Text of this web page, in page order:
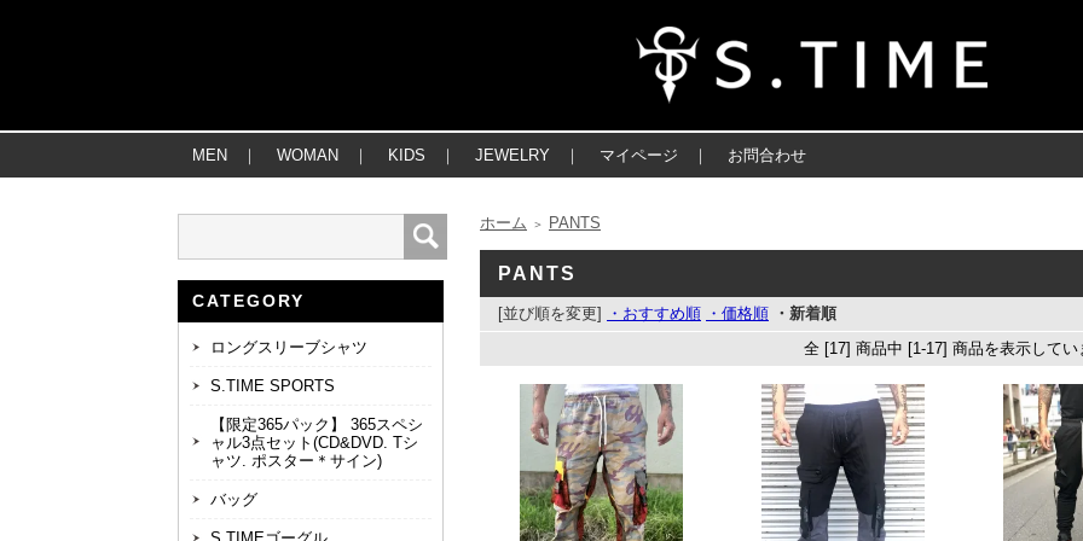
MEN ｜ WOMAN ｜ KIDS ｜ JEWELRY ｜ マイページ ｜ お問合わせ
CATEGORY
ロングスリーブシャツ
S.TIME SPORTS
【限定365パック】 365スペシ
ャル3点セット(CD&DVD. Tシ
ャツ. ポスター＊サイン)
バッグ
ホーム ＞ PANTS
PANTS
[並び順を変更] ・おすすめ順 ・価格順 ・新着順
全 [17] 商品中 [1-17] 商品を表示してい